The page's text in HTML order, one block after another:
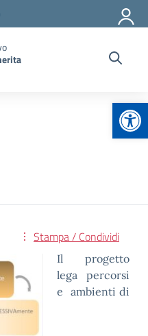
Stampa / Condividi
Il progetto
lega percorsi
e ambienti di